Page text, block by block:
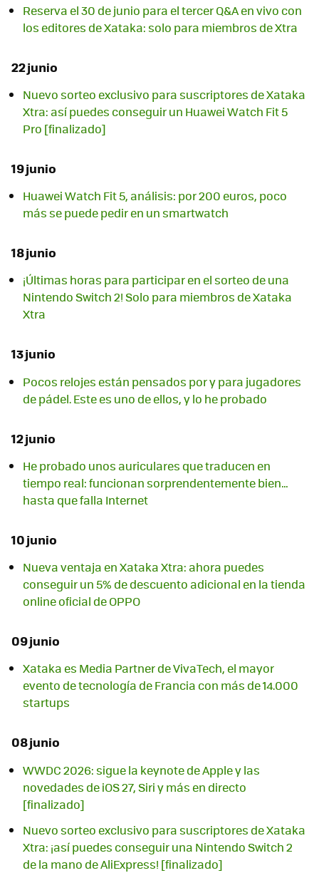
Reserva el 30 de junio para el tercer Q&A en vivo con
los editores de Xataka: solo para miembros de Xtra
22 junio
Nuevo sorteo exclusivo para suscriptores de Xataka
Xtra: así puedes conseguir un Huawei Watch Fit 5
Pro [finalizado]
19 junio
Huawei Watch Fit 5, análisis: por 200 euros, poco
más se puede pedir en un smartwatch
18 junio
¡Últimas horas para participar en el sorteo de una
Nintendo Switch 2! Solo para miembros de Xataka
Xtra
13 junio
Pocos relojes están pensados por y para jugadores
de pádel. Este es uno de ellos, y lo he probado
12 junio
He probado unos auriculares que traducen en
tiempo real: funcionan sorprendentemente bien…
hasta que falla Internet
10 junio
Nueva ventaja en Xataka Xtra: ahora puedes
conseguir un 5% de descuento adicional en la tienda
online oficial de OPPO
09 junio
Xataka es Media Partner de VivaTech, el mayor
evento de tecnología de Francia con más de 14.000
startups
08 junio
WWDC 2026: sigue la keynote de Apple y las
novedades de iOS 27, Siri y más en directo
[finalizado]
Nuevo sorteo exclusivo para suscriptores de Xataka
Xtra: ¡así puedes conseguir una Nintendo Switch 2
de la mano de AliExpress! [finalizado]